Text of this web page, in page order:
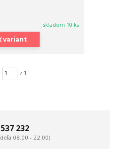
skladom 10 ks
variant
z 1
232
08.00 - 22.00)